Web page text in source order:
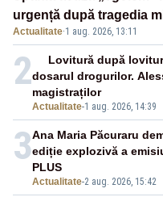
urgență după tragedia
oameni au murit
Actualitate·1 aug. 2026, 13:11
2
Actualitate-1 aug. 2026, 14:39
Lovitură după
dosarul drogurilor.
magistraților
3
Actualitate-2 aug. 2026, 15:42
Ana Maria Păcuraru
ediție explozivă a
PLUS